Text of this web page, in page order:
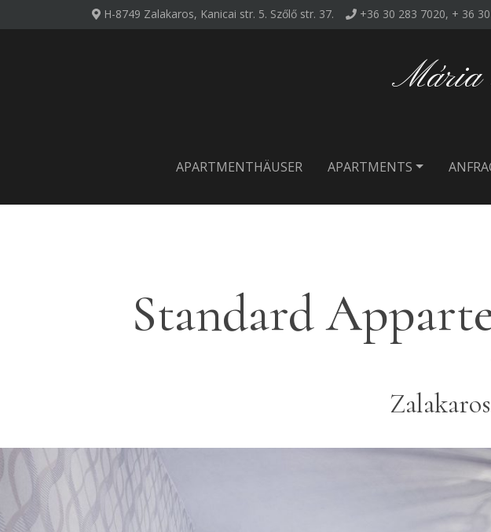
H-8749 Zalakaros, Kanicai str. 5. Szőlő str. 37. +36 30 283 7020, + 36
Mária
APARTMENTHÄUSER APARTMENTS
Standard